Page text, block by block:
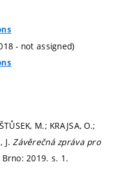
- not assigned)
M.; KRAJSA, O.;
J.Závěrečná zpráva pro
Brno: 2019. s. 1.